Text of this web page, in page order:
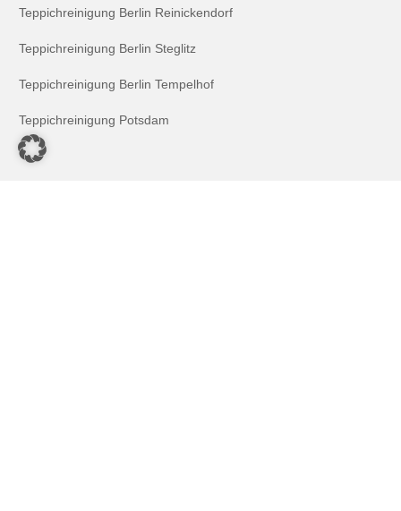
Teppichreinigung Berlin Reinickendorf
Teppichreinigung Berlin Steglitz
Teppichreinigung Berlin Tempelhof
Teppichreinigung Potsdam